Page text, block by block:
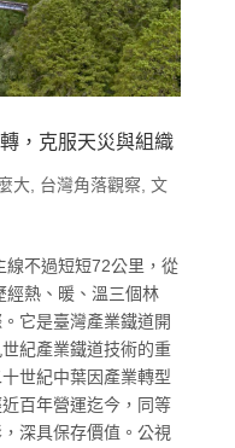
，克服天災與組織
大, 台灣角落觀察 文
線不過短短72公里，從
經熱、暖、溫三個林
它是臺灣產業鐵道開
紀產業鐵道技術的重
世紀中葉因產業轉型
百年營運迄今，同等
深具保存價值。公視